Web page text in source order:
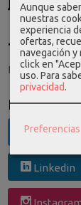
Tu Carrito
El carrito de
Redes
Twitter
Linkedin
Aunque
nuestras
experiencia
ofertas,
navegación y
click en
uso. Para
privacidad.
Preferencias